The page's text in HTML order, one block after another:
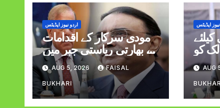
اردو نیوز اپڈیٹس
مودی سرکار کے اقدامات
نے بھارتی ریاستی جبر میں
اضافہ کیا صدر وزیراعظم
AUG 5, 2026 FAISAL
BUKHARI
اپڈیٹس
کو
کرنا
ڈارAUG